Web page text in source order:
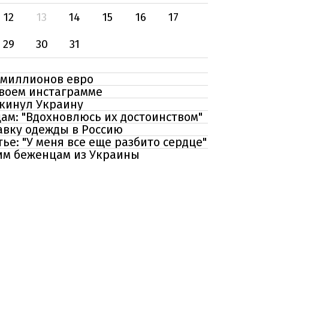
12 13 14 15 16
17
29 30 31
евро
инстаграмме
Украину
"Вдохновлюсь их достоинством"
одежды в Россию
"У меня все еще разбито сердце"
беженцам из Украины